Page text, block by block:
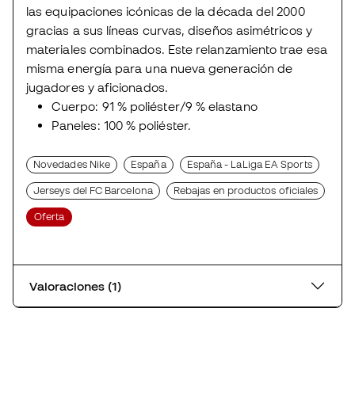
las equipaciones icónicas de la década del 2000
gracias a sus líneas curvas, diseños asimétricos y
materiales combinados. Este relanzamiento trae esa
misma energía para una nueva generación de
jugadores y aficionados.
Cuerpo: 91 % poliéster/9 % elastano
Paneles: 100 % poliéster.
Novedades Nike España España - LaLiga EA Sports
Jerseys del FC Barcelona Rebajas en productos oficiales
Oferta
Valoraciones (1)